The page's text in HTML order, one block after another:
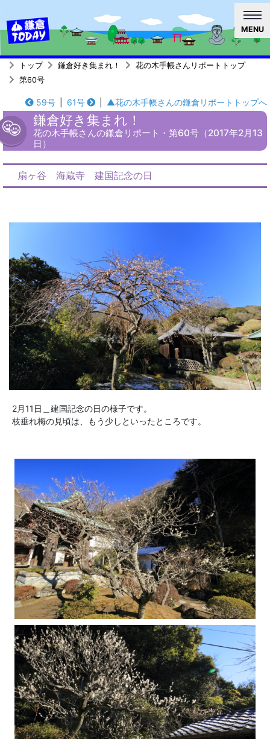
MENU
トップ 鎌倉好き集まれ！
花の木手帳さんリポートトップ
第60号
59号 61号 ▲花の木手帳さんの鎌倉リポートトップへ
鎌倉好き集まれ！
花の木手帳さんの鎌倉リポート・第60号（2017年2月13
日）
扇ヶ谷 海蔵寺 建国記念の日
2月11日＿建国記念の日の様子です。
枝垂れ梅の見頃は、もう少しといったところです。